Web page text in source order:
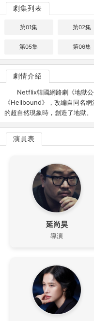
劇集列表
第01集 第02集
第05集 第06集
劇情介紹
Netflix韓國網路劇《地獄公
《Hellbound》，改編自同名
的超自然現象時，創造了地獄。
演員表
延尚昊
導演